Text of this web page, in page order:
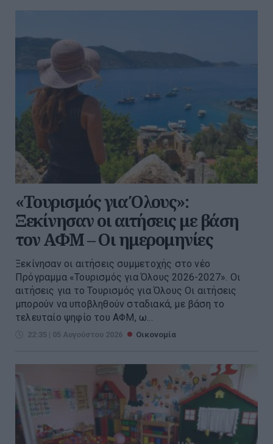
«Τουρισμός για Όλους»:
Ξεκίνησαν οι αιτήσεις με βάση
τον ΑΦΜ – Οι ημερομηνίες
Ξεκίνησαν οι αιτήσεις συμμετοχής στο νέο
Πρόγραμμα «Τουρισμός για Όλους 2026-2027». Οι
αιτήσεις για το Τουρισμός για Όλους Οι αιτήσεις
μπορούν να υποβληθούν σταδιακά, με βάση το
τελευταίο ψηφίο του ΑΦΜ, ω...
22:35 | 05 Αυγούστου 2026 Οικονομία